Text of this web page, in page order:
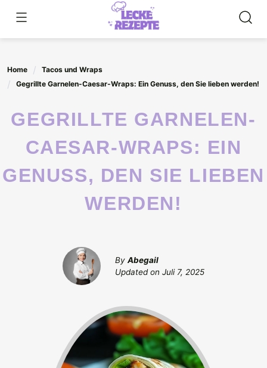
content
Home
Tacos und Wraps
Gegrillte Garnelen-Caesar-Wraps: Ein Genuss, den Sie lieben werden!
GEGRILLTE GARNELEN-
CAESAR-WRAPS: EIN
GENUSS, DEN SIE LIEBEN
WERDEN!
By Abegail
Updated on Juli 7, 2025